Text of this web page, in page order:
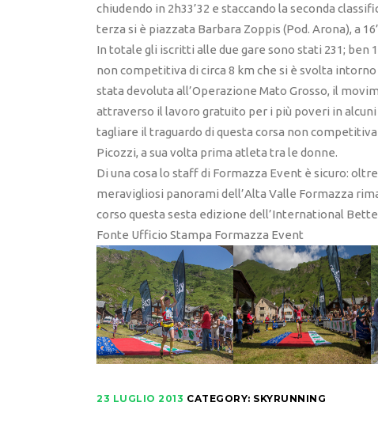
chiudendo in 2h33’32 e staccando la seconda
terza si è piazzata Barbara Zoppis (Pod. Arona), a
In totale gli iscritti alle due gare sono stati 231; ben
non competitiva di circa 8 km che si è svolta
stata devoluta all’Operazione Mato Grosso, il
attraverso il lavoro gratuito per i più poveri in
tagliare il traguardo di questa corsa non
Picozzi, a sua volta prima atleta tra le donne.
Di una cosa lo staff di Formazza Event è sicuro:
meravigliosi panorami dell’Alta Valle Formazza
corso questa sesta edizione dell’International
Fonte Ufficio Stampa Formazza Event
23 LUGLIO 2013 CATEGORY: SKYRUNNING